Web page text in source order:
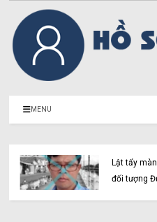
MENU
Lật tẩy
đối tượng